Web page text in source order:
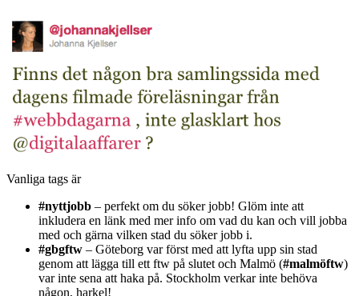
Vanliga tags är
#nyttjobb – perfekt om du söker jobb! Glöm inte att
inkludera en länk med mer info om vad du kan och vill jobba
med och gärna vilken stad du söker jobb i.
#gbgftw – Göteborg var först med att lyfta upp sin stad
genom att lägga till ett ftw på slutet och Malmö (#malmöftw)
var inte sena att haka på. Stockholm verkar inte behöva
någon, harkel!